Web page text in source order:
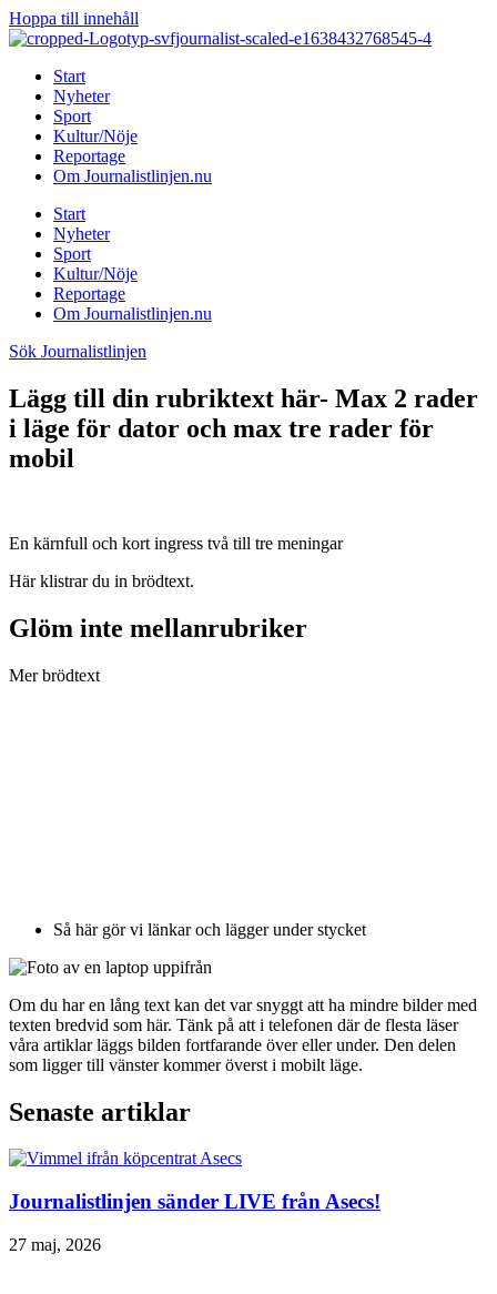
Hoppa till innehåll
Start
Nyheter
Sport
Kultur/Nöje
Reportage
Om Journalistlinjen.nu
Start
Nyheter
Sport
Kultur/Nöje
Reportage
Om Journalistlinjen.nu
Sök Journalistlinjen
Lägg till din rubriktext här- Max 2 rader
i läge för dator och max tre rader för
mobil
En kärnfull och kort ingress två till tre meningar
Här klistrar du in brödtext.
Glöm inte mellanrubriker
Mer brödtext
Så här gör vi länkar och lägger under stycket
Om du har en lång text kan det var snyggt att ha mindre bilder med
texten bredvid som här. Tänk på att i telefonen där de flesta läser
våra artiklar läggs bilden fortfarande över eller under. Den delen
som ligger till vänster kommer överst i mobilt läge.
Senaste artiklar
Journalistlinjen sänder LIVE från Asecs!
27 maj, 2026